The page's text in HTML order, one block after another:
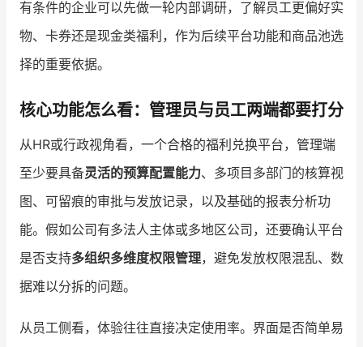
有条件的企业可以先做一轮内部调研，了解员工更偏好实
物、卡券还是现金类福利，作为后续平台功能和商品池选
择的重要依据。
核心功能怎么看：管理员与员工两端都要打分
从HR或行政视角看，一个合格的福利兑换平台，管理端
至少要具备灵活的预算配置能力、多项目多部门的核算视
图、可留痕的审批与发放记录，以及基础的报表分析功
能。假如公司有多法人主体或多地区公司，还要确认平台
是否支持多组织多维度权限管理，避免发放权限混乱、数
据难以分拆的问题。
从员工侧看，体验往往直接决定使用率。界面是否简单易